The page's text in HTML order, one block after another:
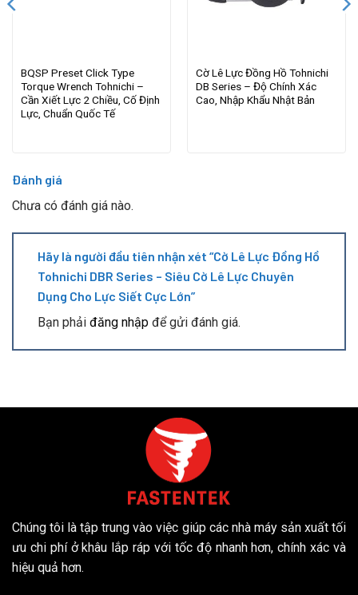
BQSP Preset Click Type
Torque Wrench Tohnichi –
Cần Xiết Lực 2 Chiều, Cố Định
Lực, Chuẩn Quốc Tế
Cờ Lê Lực Đồng Hồ Tohnichi
DB Series – Độ Chính Xác
Cao, Nhập Khẩu Nhật Bản
Đánh giá
Chưa có đánh giá nào.
Hãy là người đầu tiên nhận xét “Cờ Lê Lực Đồng Hồ
Tohnichi DBR Series – Siêu Cờ Lê Lực Chuyên
Dụng Cho Lực Siết Cực Lớn”
Bạn phải đăng nhập để gửi đánh giá.
Chúng tôi là tập trung vào việc giúp các nhà máy sản xuất tối
ưu chi phí ở khâu lắp ráp với tốc độ nhanh hơn, chính xác và
hiệu quả hơn.